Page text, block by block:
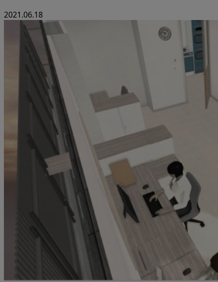
2021.06.18